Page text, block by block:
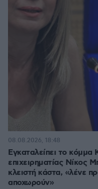
Εγκαταλείπει το κόμμα
επιχειρηματίας Νίκος
κλειστή κάστα, «λένε
αποχωρούν»
08.08.2026, 18:48